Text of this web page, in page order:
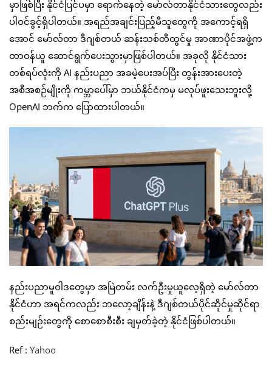
မှာဖြစ်ပြီး နိုင်ငံပြင်ပမှာ ရောက်နေတဲ့ မော်လ်တာနိုင်ငံသားတွေလည်း
ပါဝင်ခွင့်ရှိပါတယ်။ အရည်အချင်းပြည့်မီသူတွေကို အကောင့်ရရှိ
အောင် မော်လ်တာ ဒီဂျစ်တယ် ဆန်းသစ်တီထွင်မှု အာဏာပိုင်အဖွဲ့က
တာဝန်ယူ ဆောင်ရွက်ပေးသွားမှာဖြစ်ပါတယ်။ အခုလို နိုင်ငံသား
တစ်ရပ်လုံးကို AI နည်းပညာ အခမဲ့ပေးအပ်ပြီး တွန်းအားပေးတဲ့
အစီအစဉ်မျိုးကို ကမ္ဘာပေါ်မှာ ဘယ်နိုင်ငံကမှ မလုပ်ဖူးသေးဘူးလို့
OpenAI ဘက်က ပြောထားပါတယ်။
နည်းပညာမူဝါဒတွေမှာ အမြဲတမ်း လက်ဦးမှုယူလေ့ရှိတဲ့ မော်လ်တာ
နိုင်ငံဟာ အရင်ကလည်း ဘလော့ချိန်းနဲ့ ဒီဂျစ်တယ်ပိုင်ဆိုင်မှုဆိုင်ရာ
စည်းမျဉ်းတွေကို စောစောစီးစီး ချမှတ်ခဲ့တဲ့ နိုင်ငံဖြစ်ပါတယ်။
Ref : Yahoo